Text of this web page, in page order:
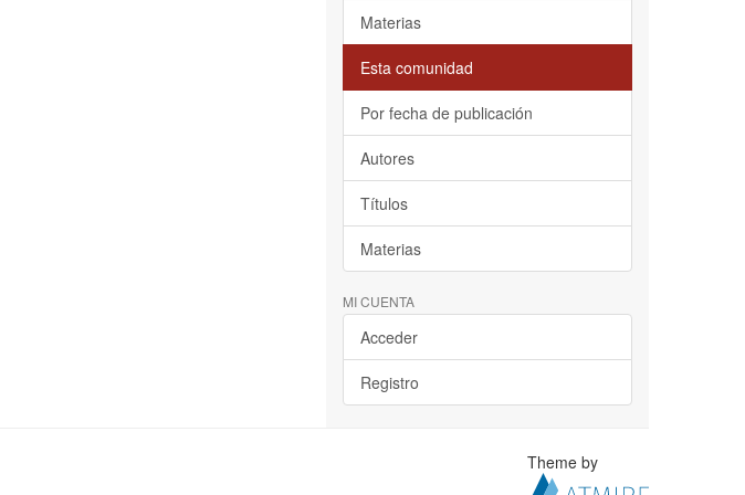
Materias
Esta comunidad
Por fecha de publicación
Autores
Títulos
Materias
MI CUENTA
Acceder
Registro
Theme by